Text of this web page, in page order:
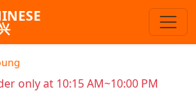
only at 10:15 AM~10:00 PM